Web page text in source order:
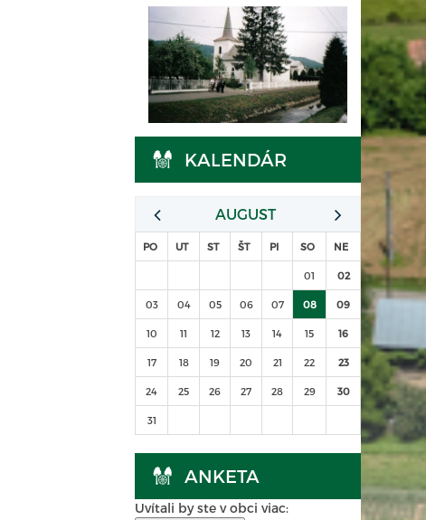
KALENDÁR
AUGUST
PO UT ST ŠT PI SO NE
01 02
03 04 05 06 07 08 09
10 11 12 13 14 15 16
17 18 19 20 21 22 23
24 25 26 27 28 29 30
31
ANKETA
Uvítali by ste v obci viac: